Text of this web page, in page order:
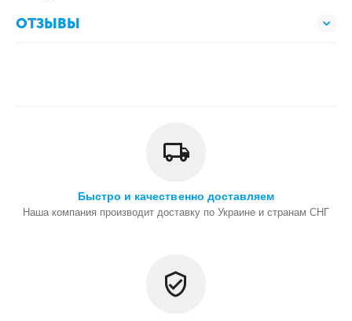
ОТЗЫВЫ
Быстро и качественно доставляем
Наша компания производит доставку по Украине и странам СНГ